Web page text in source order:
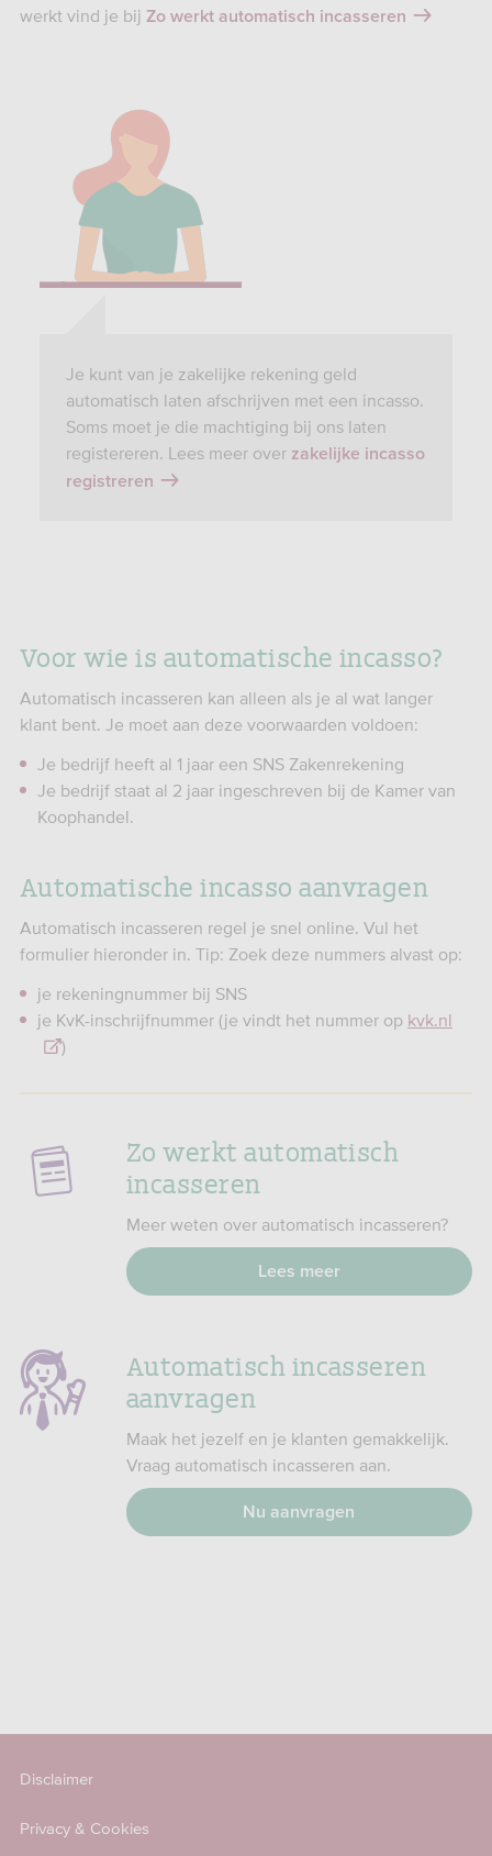
werkt vind je bij Zo werkt automatisch incasseren
Je kunt van je zakelijke rekening geld
automatisch laten afschrijven met een incasso.
Soms moet je die machtiging bij ons laten
registereren. Lees meer over zakelijke incasso
registreren
Voor wie is automatische incasso?
Automatisch incasseren kan alleen als je al wat langer
klant bent. Je moet aan deze voorwaarden voldoen:
Je bedrijf heeft al 1 jaar een SNS Zakenrekening
Je bedrijf staat al 2 jaar ingeschreven bij de Kamer van
Koophandel.
Automatische incasso aanvragen
Automatisch incasseren regel je snel online. Vul het
formulier hieronder in. Tip: Zoek deze nummers alvast op:
je rekeningnummer bij SNS
je KvK-inschrijfnummer (je vindt het nummer op kvk.nl
)
Zo werkt automatisch
incasseren
Meer weten over automatisch incasseren?
Lees meer
Automatisch incasseren
aanvragen
Maak het jezelf en je klanten gemakkelijk.
Vraag automatisch incasseren aan.
Nu aanvragen
Disclaimer
Privacy & Cookies